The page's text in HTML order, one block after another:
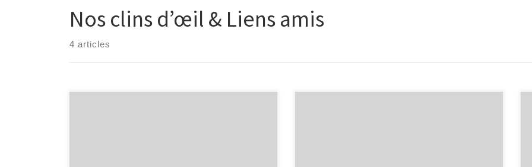
Nos clins d’œil & Liens amis
4 articles